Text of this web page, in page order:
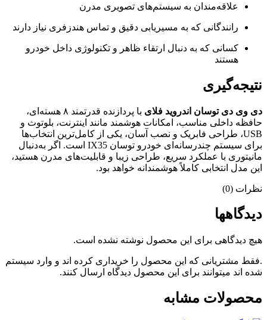
علاقه‌مندان به سیستم‌های تصویری مدرن
رانندگانی که به مسیریابی دقیق و تماس هندزفری نیاز دارند
کسانی که به دنبال ارتقاء ظاهر و تکنولوژی داخل خودرو
هستند
نتیجه‌گیری
دی وی دی توسان اندروید فلای
با پردازنده قدرتمند ۸ هسته‌ای،
حافظه داخلی مناسب، امکانات هوشمند مانند اینترنت، بلوتوث و
USB، طراحی فابریک و نصب آسان، یکی از کامل‌ترین انتخاب‌ها
برای سیستم چندرسانه‌ای خودرو توسان IX35 است. اگر به‌دنبال
مانیتوری با عملکرد سریع، طراحی زیبا و قابلیت‌های مدرن هستید،
این مدل انتخابی کاملاً هوشمندانه خواهد بود.
نظرات (0)
دیدگاهها
هیچ دیدگاهی برای این محصول نوشته نشده است.
.فقط مشتریانی که این محصول را خریداری کرده اند و وارد سیستم
شده اند میتوانند برای این محصول دیدگاه ارسال کنند.
محصولات مشابه